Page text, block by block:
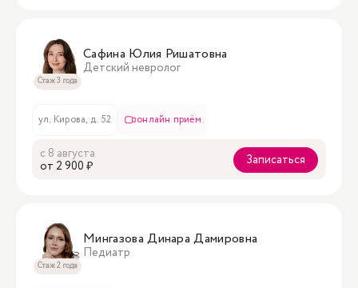
Стаж 3 года
Сафина Юлия Ришатовна
Детский невролог
ул. Кирова, д. 52 онлайн приём
с 8 августа
oт 2 900 ₽
Записаться
Стаж 2 года
Мингазова Динара Дамировна
Педиатр